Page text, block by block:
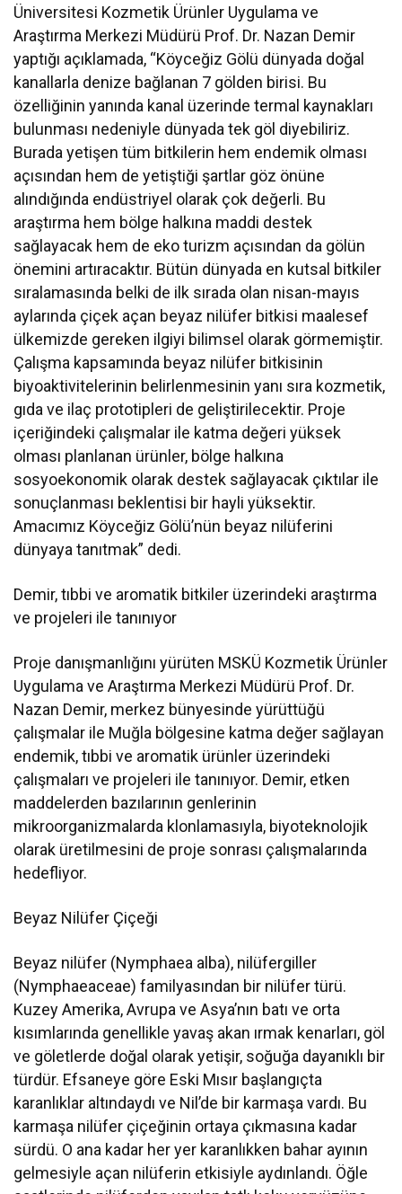
Üniversitesi Kozmetik Ürünler Uygulama ve
Araştırma Merkezi Müdürü Prof. Dr. Nazan Demir
yaptığı açıklamada, “Köyceğiz Gölü dünyada doğal
kanallarla denize bağlanan 7 gölden birisi. Bu
özelliğinin yanında kanal üzerinde termal kaynakları
bulunması nedeniyle dünyada tek göl diyebiliriz.
Burada yetişen tüm bitkilerin hem endemik olması
açısından hem de yetiştiği şartlar göz önüne
alındığında endüstriyel olarak çok değerli. Bu
araştırma hem bölge halkına maddi destek
sağlayacak hem de eko turizm açısından da gölün
önemini artıracaktır. Bütün dünyada en kutsal bitkiler
sıralamasında belki de ilk sırada olan nisan-mayıs
aylarında çiçek açan beyaz nilüfer bitkisi maalesef
ülkemizde gereken ilgiyi bilimsel olarak görmemiştir.
Çalışma kapsamında beyaz nilüfer bitkisinin
biyoaktivitelerinin belirlenmesinin yanı sıra kozmetik,
gıda ve ilaç prototipleri de geliştirilecektir. Proje
içeriğindeki çalışmalar ile katma değeri yüksek
olması planlanan ürünler, bölge halkına
sosyoekonomik olarak destek sağlayacak çıktılar ile
sonuçlanması beklentisi bir hayli yüksektir.
Amacımız Köyceğiz Gölü’nün beyaz nilüferini
dünyaya tanıtmak” dedi.
Demir, tıbbi ve aromatik bitkiler üzerindeki araştırma
ve projeleri ile tanınıyor
Proje danışmanlığını yürüten MSKÜ Kozmetik Ürünler
Uygulama ve Araştırma Merkezi Müdürü Prof. Dr.
Nazan Demir, merkez bünyesinde yürüttüğü
çalışmalar ile Muğla bölgesine katma değer sağlayan
endemik, tıbbi ve aromatik ürünler üzerindeki
çalışmaları ve projeleri ile tanınıyor. Demir, etken
maddelerden bazılarının genlerinin
mikroorganizmalarda klonlamasıyla, biyoteknolojik
olarak üretilmesini de proje sonrası çalışmalarında
hedefliyor.
Beyaz Nilüfer Çiçeği
Beyaz nilüfer (Nymphaea alba), nilüfergiller
(Nymphaeaceae) familyasından bir nilüfer türü.
Kuzey Amerika, Avrupa ve Asya’nın batı ve orta
kısımlarında genellikle yavaş akan ırmak kenarları, göl
ve göletlerde doğal olarak yetişir, soğuğa dayanıklı bir
türdür. Efsaneye göre Eski Mısır başlangıçta
karanlıklar altındaydı ve Nil’de bir karmaşa vardı. Bu
karmaşa nilüfer çiçeğinin ortaya çıkmasına kadar
sürdü. O ana kadar her yer karanlıkken bahar ayının
gelmesiyle açan nilüferin etkisiyle aydınlandı. Öğle